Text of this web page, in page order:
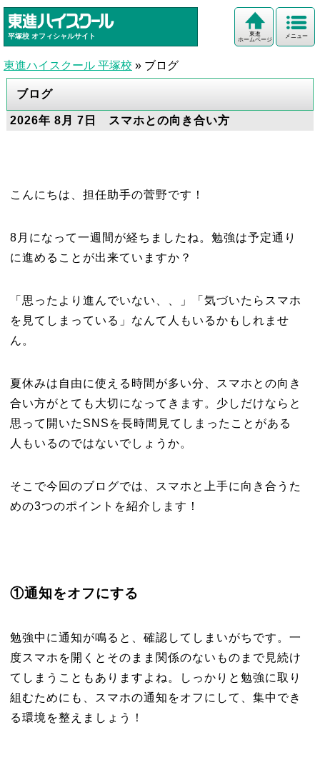
平塚校 オフィシャルサイト メニュー
東進
ホームページ
東進ハイスクール 平塚校 » ブログ
ブログ
2026年 8月 7日 スマホとの向き合い方
こんにちは、担任助手の菅野です！
8月になって一週間が経ちましたね。勉強は予定通り
に進めることが出来ていますか？
「思ったより進んでいない、、」「気づいたらスマホ
を見てしまっている」なんて人もいるかもしれませ
ん。
夏休みは自由に使える時間が多い分、スマホとの向き
合い方がとても大切になってきます。少しだけならと
思って開いたSNSを長時間見てしまったことがある
人もいるのではないでしょうか。
そこで今回のブログでは、スマホと上手に向き合うた
めの3つのポイントを紹介します！
①通知をオフにする
勉強中に通知が鳴ると、確認してしまいがちです。一
度スマホを開くとそのまま関係のないものまで見続け
てしまうこともありますよね。しっかりと勉強に取り
組むためにも、スマホの通知をオフにして、集中でき
る環境を整えましょう！